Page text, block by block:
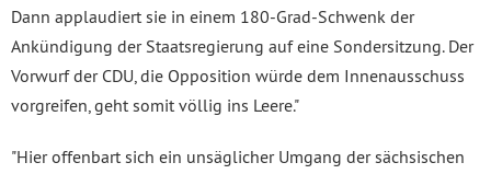
Dann applaudiert sie in einem 180-Grad-Schwenk der
Ankündigung der Staatsregierung auf eine Sondersitzung. Der
Vorwurf der CDU, die Opposition würde dem Innenausschuss
vorgreifen, geht somit völlig ins Leere."
"Hier offenbart sich ein unsäglicher Umgang der sächsischen